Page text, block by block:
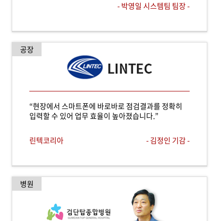
- 박영일 시스템팀 팀장 -
“현장에서 스마트폰에 바로바로 점검결과를 정확히
입력할 수 있어 업무 효율이 높아졌습니다.”
린텍코리아 - 김정인 기감 -
공장
병원